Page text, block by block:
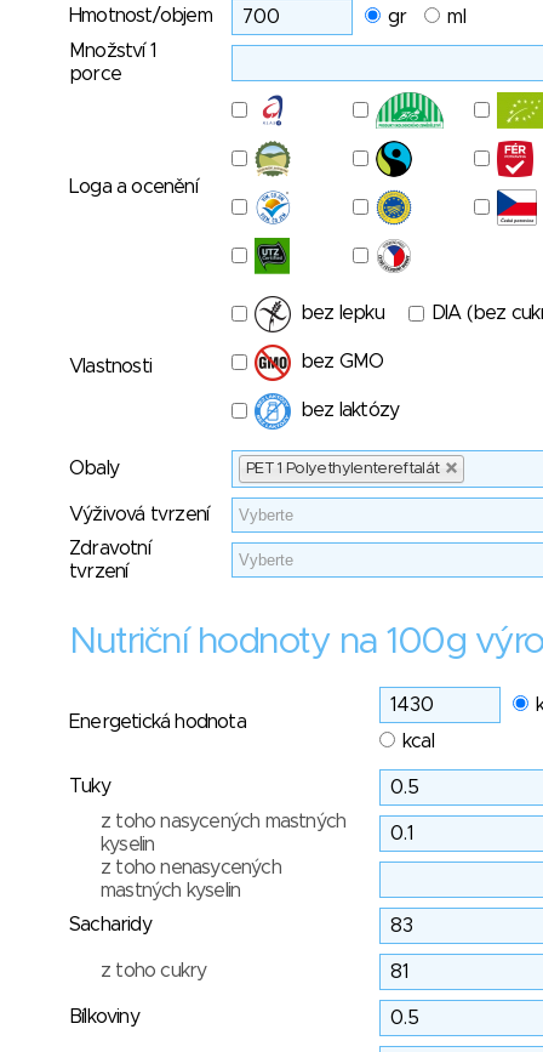
Hmotnost/objem gr
ml
Množství 1
porce
Loga a ocenění
Vlastnosti
bez lepku DIA (bez
bez GMO
bez laktózy
Obaly PET 1 Polyethylentereftalát
Výživová tvrzení
Zdravotní
tvrzení
Nutriční hodnoty na 100g
Energetická hodnota
kcal
Tuky
z toho nasycených mastných
kyselin
z toho nenasycených
mastných kyselin
Sacharidy
z toho cukry
Bílkoviny